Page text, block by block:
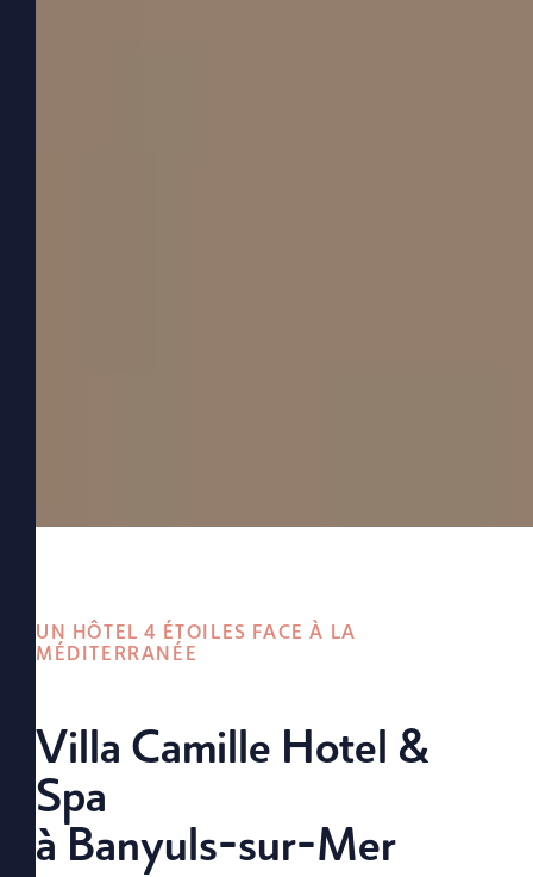
UN HÔTEL 4 ÉTOILES FACE À LA
MÉDITERRANÉE
Villa Camille Hotel &
Spa
à Banyuls-sur-Mer